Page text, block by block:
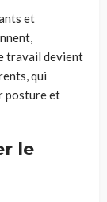
et
travail devient
qui
posture et
le